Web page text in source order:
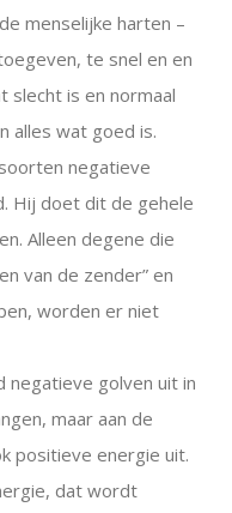
menselijke harten –
te snel en en
slecht is en normaal
alles wat goed is.
negatieve
Hij doet dit de gehele
Alleen degene die
van de zender” en
worden er niet
negatieve golven uit in
maar aan de
positieve energie uit.
dat wordt